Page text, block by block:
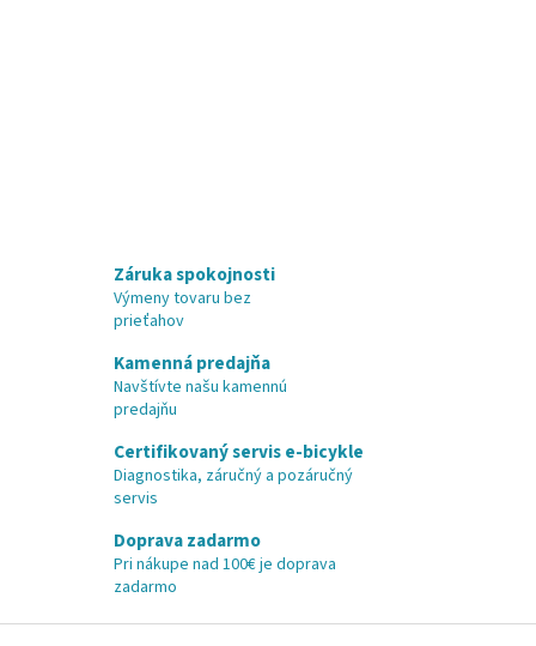
Záruka spokojnosti
Výmeny tovaru bez
prieťahov
Kamenná predajňa
Navštívte našu kamennú
predajňu
Certifikovaný servis e-bicykle
Diagnostika, záručný a pozáručný
servis
Doprava zadarmo
Pri nákupe nad 100€ je doprava
zadarmo